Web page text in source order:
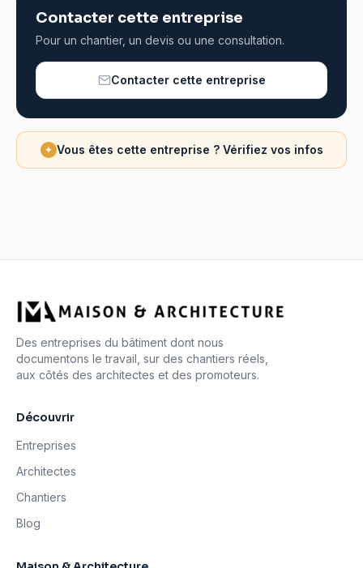
Contacter cette entreprise
Pour un chantier, un devis ou une consultation.
Contacter cette entreprise
✦ Vous êtes cette entreprise ? Vérifiez vos infos
Des entreprises du bâtiment dont nous
documentons le travail, sur des chantiers réels,
aux côtés des architectes et des promoteurs.
Découvrir
Entreprises
Architectes
Chantiers
Blog